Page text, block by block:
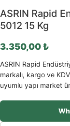
ASRIN Rapid
5012 15 Kg
3.350,00 ₺
ASRIN Rapid
markalı, kargo ve
uyumlu yapı market